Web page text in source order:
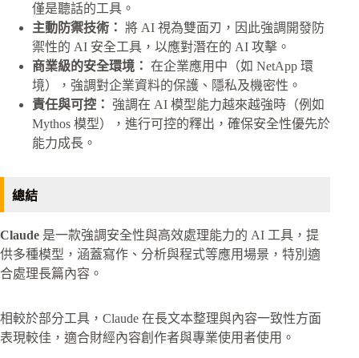
僅是聽話的工具。
主動防禦技術： 將 AI 視為雙面刃，因此強調開發防
禦性的 AI 安全工具，以應對潛在的 AI 攻擊。
商業級的安全環境： 在企業應用中（如 NetApp 環
境），強調對企業資料的保護、隱私及機密性。
責任與可控： 強調在 AI 模型能力越來越強時（例如
Mythos 模型），進行可控的釋出，確保安全性優先於
能力成長。
總結
Claude 是一款強調安全性與高效處理能力的 AI 工具，提
供多種模型，涵蓋寫作、分析與程式等應用場景，特別適
合處理長篇內容。
相較於部分工具，Claude 在長文本整理與內容一致性方面
表現較佳，適合財經內容創作者與專業使用者使用。